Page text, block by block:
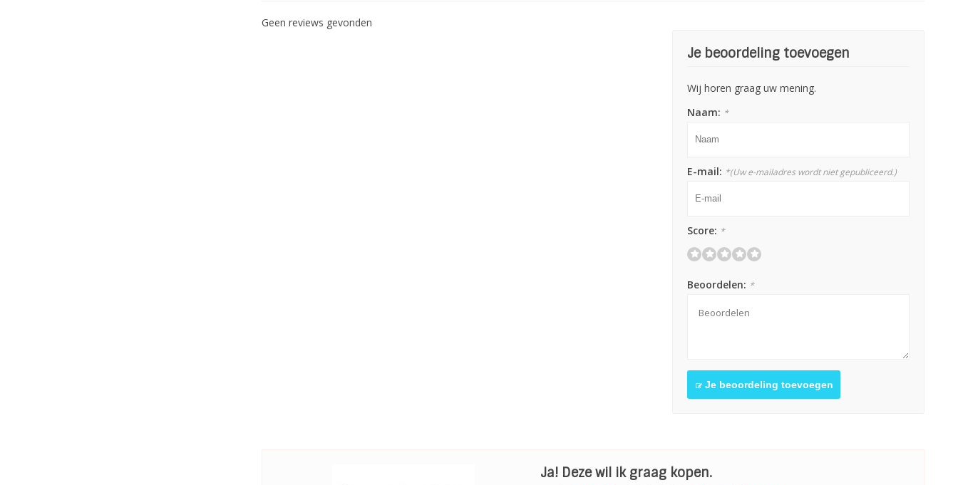
Geen reviews gevonden
Je beoordeling toevoegen
Wij horen graag uw mening.
Naam: *
E-mail: *(Uw e-mailadres wordt niet gepubliceerd.)
Score: *
Beoordelen: *
Je beoordeling toevoegen
Ja! Deze wil ik graag kopen.